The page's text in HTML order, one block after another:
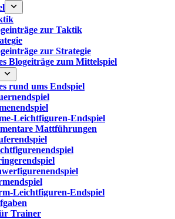
zur Taktik
zur Strategie
Blogeiträge zum Mittelspiel
rund ums Endspiel
Leichtfiguren-Endspiel
Mattführungen
Leichtfiguren-Endspiel
Trainer